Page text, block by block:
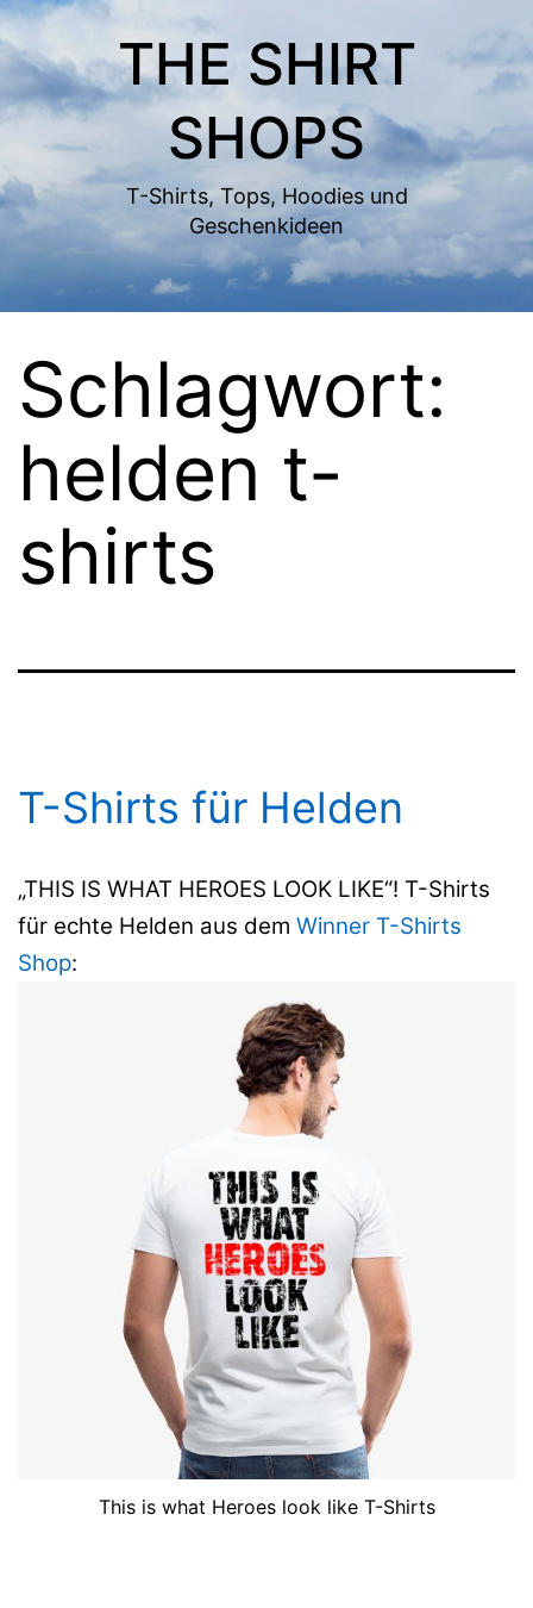
Zum
Inhalt
springen
THE SHIRT
SHOPS
T-Shirts, Tops, Hoodies und
Geschenkideen
Schlagwort:
helden t-
shirts
T-Shirts für Helden
„THIS IS WHAT HEROES LOOK LIKE“! T-Shirts
für echte Helden aus dem Winner T-Shirts
Shop:
This is what Heroes look like T-Shirts